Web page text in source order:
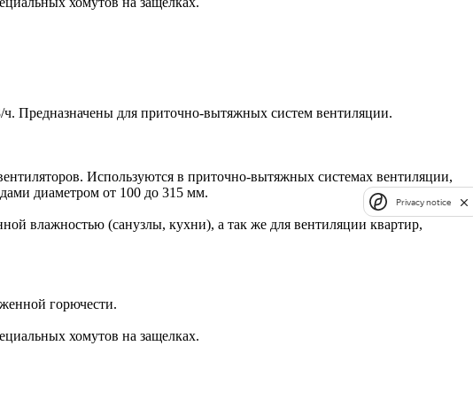
Предназначены для приточно-вытяжных систем вентиляции.
Используются в приточно-вытяжных системах вентиляции,
диаметром от 100 до 315 мм.
влажностью (санузлы, кухни), а так же для вентиляции квартир,
горючести.
хомутов на защелках.
Privacy notice